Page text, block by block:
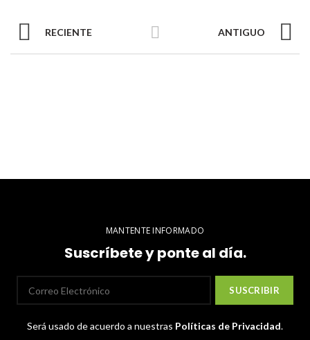
RECIENTE ANTIGUO
MANTENTE INFORMADO
Suscríbete y ponte al día.
Será usado de acuerdo a nuestras Políticas de Privacidad.